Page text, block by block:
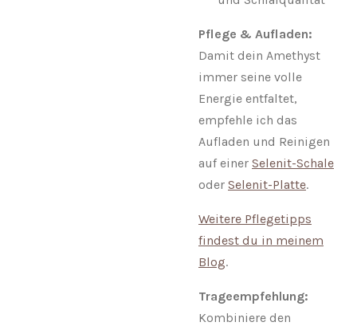
Pflege & Aufladen:
Damit dein Amethyst
immer seine volle
Energie entfaltet,
empfehle ich das
Aufladen und Reinigen
auf einer Selenit-Schale
oder Selenit-Platte.
Weitere Pflegetipps
findest du in meinem
Blog.
Trageempfehlung:
Kombiniere den